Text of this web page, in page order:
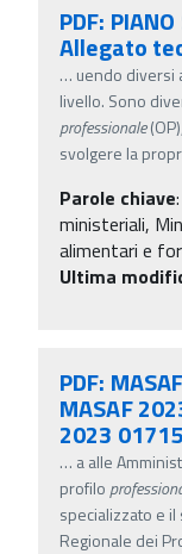
PDF:
Allegato
… uendo diversi
livello. Sono
professionale
svolgere la
Parole chiave:
ministeriali,
alimentari e
Ultima
PDF:
MASAF
2023
… a alle
profilo
specializzato e
Regionale dei